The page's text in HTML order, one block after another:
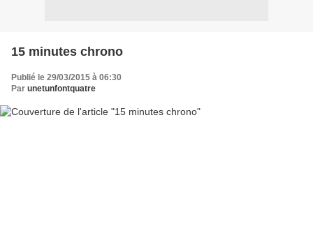
15 minutes chrono
Publié le 29/03/2015 à 06:30
Par unetunfontquatre